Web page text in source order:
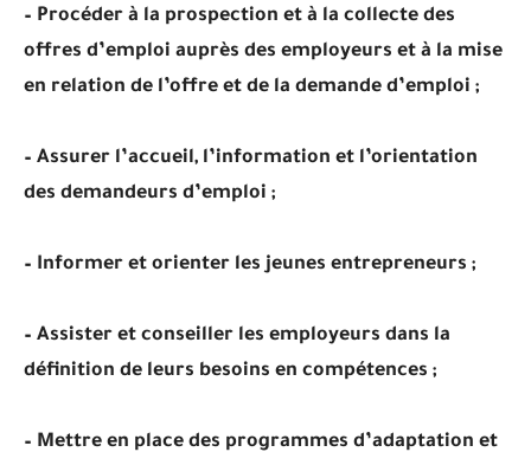
– Procéder à la prospection et à la collecte des
offres d’emploi auprès des employeurs et à la mise
en relation de l’offre et de la demande d’emploi ;
– Assurer l’accueil, l’information et l’orientation
des demandeurs d’emploi ;
– Informer et orienter les jeunes entrepreneurs ;
– Assister et conseiller les employeurs dans la
définition de leurs besoins en compétences ;
– Mettre en place des programmes d’adaptation et